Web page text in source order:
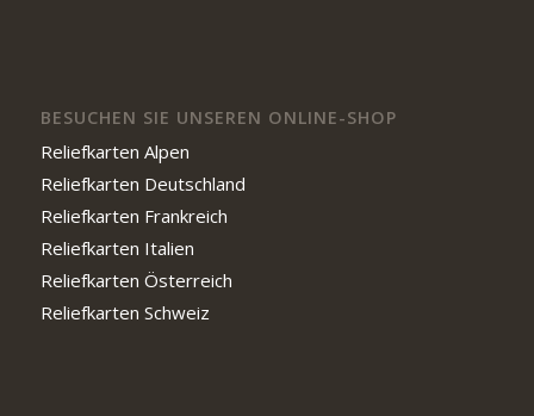
BESUCHEN SIE UNSEREN ONLINE-SHOP
Reliefkarten Alpen
Reliefkarten Deutschland
Reliefkarten Frankreich
Reliefkarten Italien
Reliefkarten Österreich
Reliefkarten Schweiz